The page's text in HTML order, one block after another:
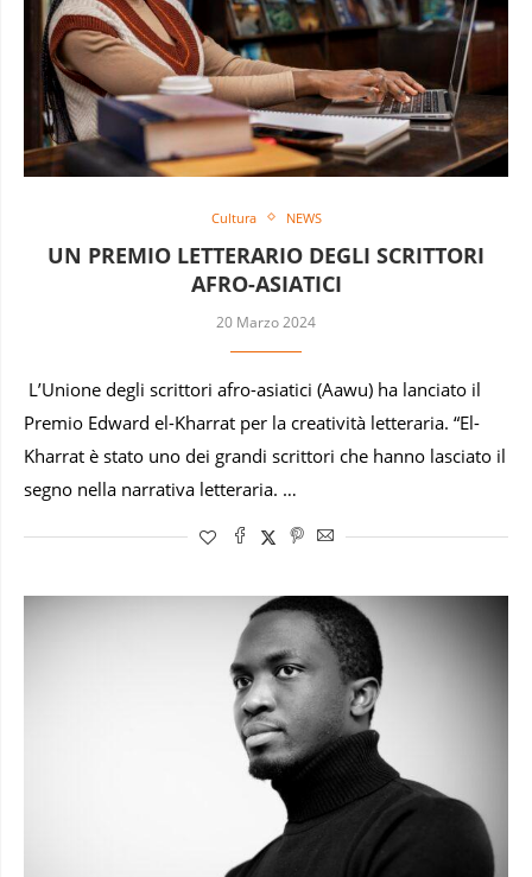
Cultura NEWS
UN PREMIO LETTERARIO DEGLI SCRITTORI
AFRO-ASIATICI
20 Marzo 2024
L’Unione degli scrittori afro-asiatici (Aawu) ha lanciato il
Premio Edward el-Kharrat per la creatività letteraria. “El-
Kharrat è stato uno dei grandi scrittori che hanno lasciato il
segno nella narrativa letteraria. …